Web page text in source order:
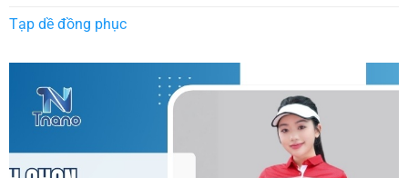
Tạp dề đồng phục